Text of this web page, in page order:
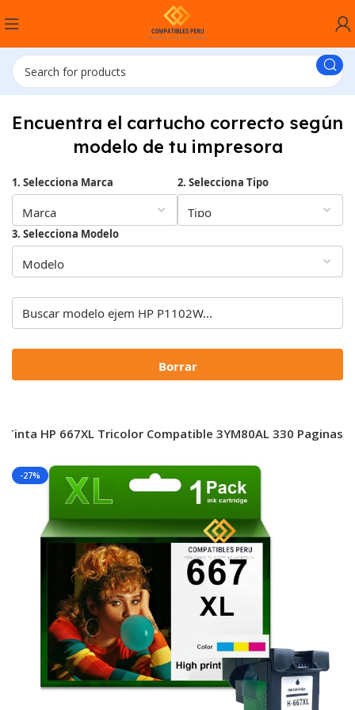
Encuentra el cartucho correcto según
modelo de tu impresora
1. Selecciona Marca 2. Selecciona Tipo
3. Selecciona Modelo
Borrar
Tinta HP 667XL Tricolor Compatible 3YM80AL 330 Paginas
-27%